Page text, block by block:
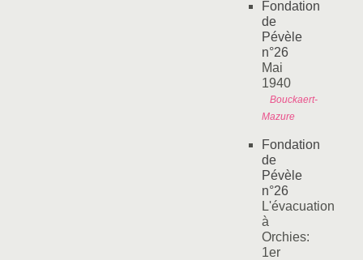
Fondation
de
Pévèle
n°26
Mai
1940
Bouckaert-
Mazure
Fondation
de
Pévèle
n°26
L'évacuation
à
Orchies:
1er